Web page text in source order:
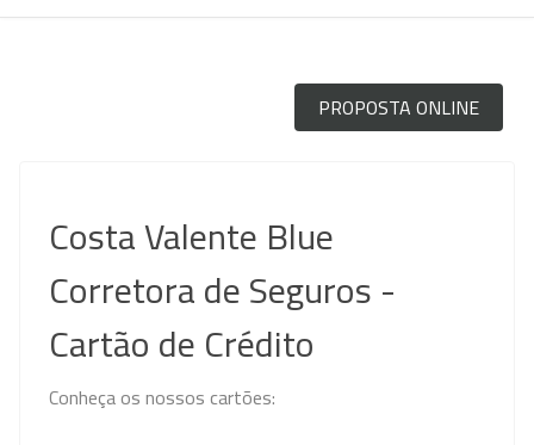
PROPOSTA ONLINE
Costa Valente Blue
Corretora de Seguros -
Cartão de Crédito
Conheça os nossos cartões: